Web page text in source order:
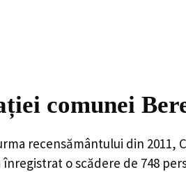
comunei
recensământului din 2011,
înregistrat oscădere de 748